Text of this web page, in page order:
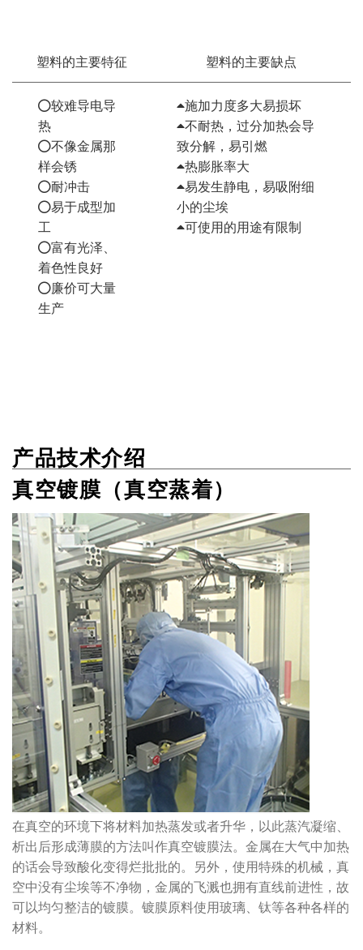
塑料的主要特征 塑料的主要缺点
较难导电导
热
不像金属那
样会锈
耐冲击
易于成型加
工
富有光泽、
着色性良好
廉价可大量
生产
施加力度多大易损坏
不耐热，过分加热会导
致分解，易引燃
热膨胀率大
易发生静电，易吸附细
小的尘埃
可使用的用途有限制
产品技术介绍
真空镀膜（真空蒸着）
在真空的环境下将材料加热蒸发或者升华，以此蒸汽凝缩、
析出后形成薄膜的方法叫作真空镀膜法。金属在大气中加热
的话会导致酸化变得烂批批的。另外，使用特殊的机械，真
空中没有尘埃等不净物，金属的飞溅也拥有直线前进性，故
可以均匀整洁的镀膜。镀膜原料使用玻璃、钛等各种各样的
材料。